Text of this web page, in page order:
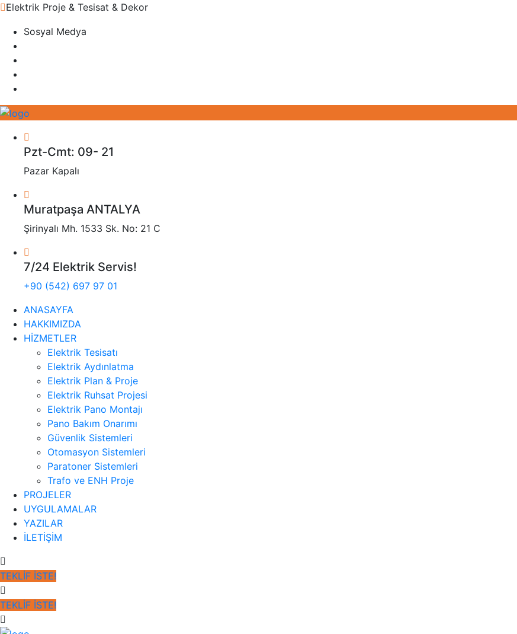
Elektrik Proje & Tesisat & Dekor
Sosyal Medya
Pzt-Cmt: 09- 21
Pazar Kapalı
Muratpaşa ANTALYA
Şirinyalı Mh. 1533 Sk. No: 21 C
7/24 Elektrik Servis!
+90 (542) 697 97 01
ANASAYFA
HAKKIMIZDA
HİZMETLER
Elektrik Tesisatı
Elektrik Aydınlatma
Elektrik Plan & Proje
Elektrik Ruhsat Projesi
Elektrik Pano Montajı
Pano Bakım Onarımı
Güvenlik Sistemleri
Otomasyon Sistemleri
Paratoner Sistemleri
Trafo ve ENH Proje
PROJELER
UYGULAMALAR
YAZILAR
İLETİŞİM
TEKLİF İSTE!
TEKLİF İSTE!